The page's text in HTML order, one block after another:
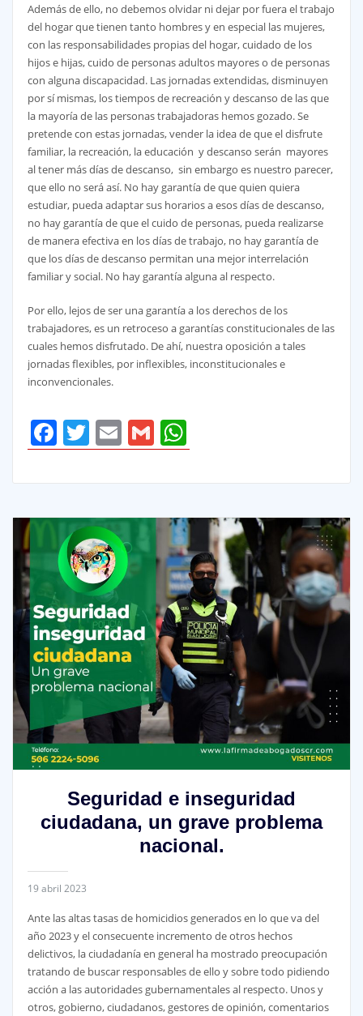
Además de ello, no debemos olvidar ni dejar por fuera el trabajo
del hogar que tienen tanto hombres y en especial las mujeres,
con las responsabilidades propias del hogar, cuidado de los
hijos e hijas, cuido de personas adultos mayores o de personas
con alguna discapacidad. Las jornadas extendidas, disminuyen
por sí mismas, los tiempos de recreación y descanso de las que
la mayoría de las personas trabajadoras hemos gozado. Se
pretende con estas jornadas, vender la idea de que el disfrute
familiar, la recreación, la educación y descanso serán mayores
al tener más días de descanso, sin embargo es nuestro parecer,
que ello no será así. No hay garantía de que quien quiera
estudiar, pueda adaptar sus horarios a esos días de descanso,
no hay garantía de que el cuido de personas, pueda realizarse
de manera efectiva en los días de trabajo, no hay garantía de
que los días de descanso permitan una mejor interrelación
familiar y social. No hay garantía alguna al respecto.
Por ello, lejos de ser una garantía a los derechos de los
trabajadores, es un retroceso a garantías constitucionales de las
cuales hemos disfrutado. De ahí, nuestra oposición a tales
jornadas flexibles, por inflexibles, inconstitucionales e
inconvencionales.
Facebook
Twitter
Email
GmailWhatsApp
Seguridad e inseguridad
ciudadana, un grave problema
nacional.
19 abril 2023
Ante las altas tasas de homicidios generados en lo que va del
año 2023 y el consecuente incremento de otros hechos
delictivos, la ciudadanía en general ha mostrado preocupación
tratando de buscar responsables de ello y sobre todo pidiendo
acción a las autoridades gubernamentales al respecto. Unos y
otros, gobierno, ciudadanos, gestores de opinión, comentarios